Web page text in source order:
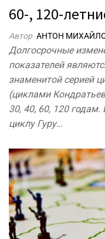
60-, 120-
Автор АНТОН
Долгосрочные
показателей
знаменитой серией
(циклами
30, 40, 60, 120 годам.
циклу Гуру…